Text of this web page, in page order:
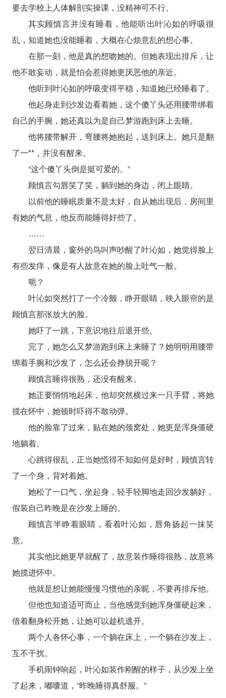
要去学校上人体解剖实操课，没精神可不行。
其实顾慎言并没有睡着，他能听出叶沁如的呼吸很
乱，知道她也没能睡着，大概在心烦意乱的想心事。
在那一刻，他是真的想吻她的。但她表现出排斥，让
他不敢妄动，就是怕会惹得她更厌恶他的亲近。
他听到叶沁如的呼吸变得平稳，知道她已经睡着了。
他起身走到沙发边看着她，这个傻丫头还用腰带绑着
自己的手腕，她还真以为是自己梦游跑到床上去睡。
他将腰带解开，弯腰将她抱起，送到床上。她只是翻
了一**，并没有醒来。
“这个傻丫头倒是挺可爱的。”
顾慎言勾唇笑了笑，躺到她的身边，闭上眼睛。
以前他的睡眠质量不是太好，自从她出现后，房间里
有她的气息，他反而能睡得好些了。
……
翌日清晨，窗外的鸟叫声吵醒了叶沁如，她觉得脸上
有些发痒，像是有人故意在她的脸上吐气一般。
呃？
叶沁如突然打了一个冷颤，睁开眼睛，映入眼帘的是
顾慎言那张放大的脸。
她吓了一跳，下意识地往后退开些。
完了，她怎么又梦游跑到床上来睡了？她明明用腰带
绑着手腕和沙发了，怎么还会挣脱开呢？
顾慎言睡得很熟，还没有醒来。
她正要悄悄地起床，他却突然横过来一只手臂，将她
揽在怀中，她顿时吓得不敢动弹。
他的脸靠了过来，贴在她的颈窝处，她更是浑身僵硬
地躺着。
心跳得很乱，正当她慌得不知如何是好时，顾慎言转
了一个身，背对着她。
她松了一口气，坐起身，轻手轻脚地走回沙发躺好，
假装自己昨晚是在沙发上睡的。
顾慎言半睁着眼睛，看着叶沁如，唇角扬起一抹笑
意。
其实他比她更早就醒了，故意装作睡得很熟，故意将
她揽进怀中。
他就是想让她能慢慢习惯他的亲昵，不要再排斥他。
但他也知道适可而止，当他感觉到她浑身僵硬起来，
借着翻身松开她，让她可以趁机逃开。
两个人各怀心事，一个躺在床上，一个躺在沙发上，
互不干扰。
手机闹钟响起，叶沁如装作刚醒的样子，从沙发上坐
了起来，嘟囔道，“昨晚睡得真舒服。”